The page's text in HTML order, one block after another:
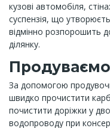
кузові автомобіля,
суспензія, що
відмінно розпорошить
ділянку.
За допомогою
швидко прочистити
почистити доріжки у
водопроводу при